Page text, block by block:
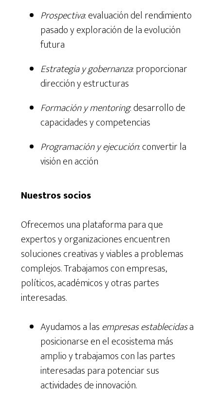
Prospectiva: evaluación del rendimiento
pasado y exploración de la evolución
futura
Estrategia y gobernanza: proporcionar
dirección y estructuras
Formación y mentoring: desarrollo de
capacidades y competencias
Programación y ejecución: convertir la
visión en acción
Nuestros socios
Ofrecemos una plataforma para que
expertos y organizaciones encuentren
soluciones creativas y viables a problemas
complejos. Trabajamos con empresas,
políticos, académicos y otras partes
interesadas.
Ayudamos a lasempresas establecidasa
posicionarse en el ecosistema más
amplio y trabajamos con las partes
interesadas para potenciar sus
actividades de innovación.